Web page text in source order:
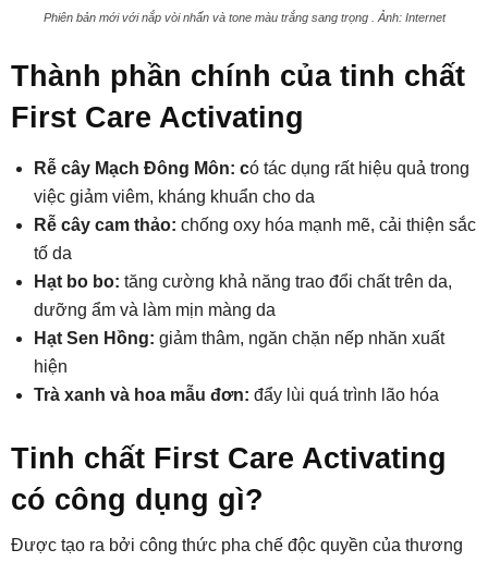
Phiên bản mới với nắp vòi nhấn và tone màu trắng sang trọng . Ảnh: Internet
Thành phần chính của tinh chất
First Care Activating
Rễ cây Mạch Đông Môn: có tác dụng rất hiệu quả trong
việc giảm viêm, kháng khuẩn cho da
Rễ cây cam thảo: chống oxy hóa mạnh mẽ, cải thiện sắc
tố da
Hạt bo bo: tăng cường khả năng trao đổi chất trên da,
dưỡng ẩm và làm mịn màng da
Hạt Sen Hồng: giảm thâm, ngăn chặn nếp nhăn xuất
hiện
Trà xanh và hoa mẫu đơn: đẩy lùi quá trình lão hóa
Tinh chất First Care Activating
có công dụng gì?
Được tạo ra bởi công thức pha chế độc quyền của thương